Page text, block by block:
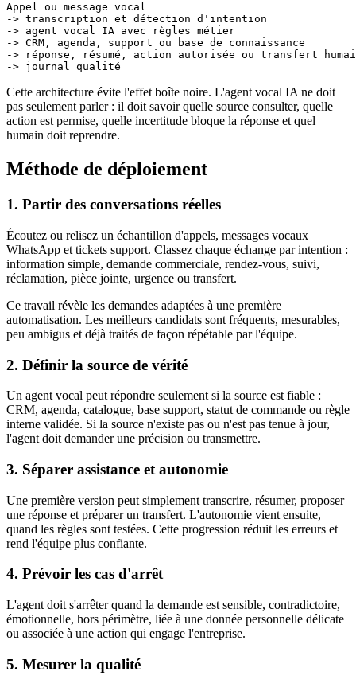
Appel ou message vocal
-> transcription et détection d'intention
-> agent vocal IA avec règles métier
-> CRM, agenda, support ou base de connaissance
-> réponse, résumé, action autorisée ou transfert
Cette architecture évite l'effet boîte noire. L'agent vocal IA ne doit
pas seulement parler : il doit savoir quelle source consulter, quelle
action est permise, quelle incertitude bloque la réponse et quel
humain doit reprendre.
Méthode de déploiement
1. Partir des conversations réelles
Écoutez ou relisez un échantillon d'appels, messages vocaux
WhatsApp et tickets support. Classez chaque échange par intention :
information simple, demande commerciale, rendez-vous, suivi,
réclamation, pièce jointe, urgence ou transfert.
Ce travail révèle les demandes adaptées à une première
automatisation. Les meilleurs candidats sont fréquents, mesurables,
peu ambigus et déjà traités de façon répétable par l'équipe.
2. Définir la source de vérité
Un agent vocal peut répondre seulement si la source est fiable :
CRM, agenda, catalogue, base support, statut de commande ou règle
interne validée. Si la source n'existe pas ou n'est pas tenue à jour,
l'agent doit demander une précision ou transmettre.
3. Séparer assistance et autonomie
Une première version peut simplement transcrire, résumer, proposer
une réponse et préparer un transfert. L'autonomie vient ensuite,
quand les règles sont testées. Cette progression réduit les erreurs et
rend l'équipe plus confiante.
4. Prévoir les cas d'arrêt
L'agent doit s'arrêter quand la demande est sensible, contradictoire,
émotionnelle, hors périmètre, liée à une donnée personnelle délicate
ou associée à une action qui engage l'entreprise.
5. Mesurer la qualité